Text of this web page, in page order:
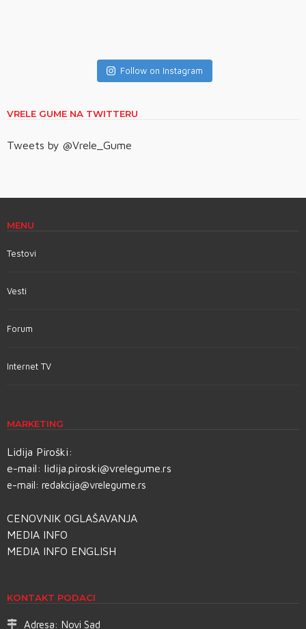
Follow on Instagram
VRELE GUME NA TWITTERU
Tweets by @Vrele_Gume
MENU
Testovi
Vesti
Forum
Internet TV
MARKETING
Lidija Piroški:
e-mail: lidija.piroski@vrelegume.rs
e-mail: redakcija@vrelegume.rs
CENOVNIK OGLAŠAVANJA
MEDIA INFO
MEDIA INFO ENGLISH
KONTAKT PODACI
Adresa: Novi Sad